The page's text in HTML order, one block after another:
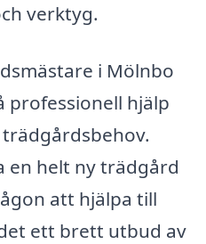
verktyg.
i Mölnbo
professionell hjälp
en helt ny trädgård
att hjälpa till
ett brett utbud av